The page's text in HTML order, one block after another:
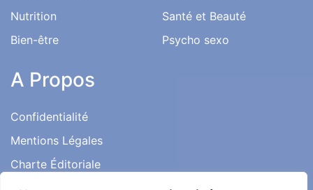
Nutrition
Bien-être
Santé et Beauté
Psycho sexo
A Propos
Confidentialité
Mentions Légales
Charte Éditoriale